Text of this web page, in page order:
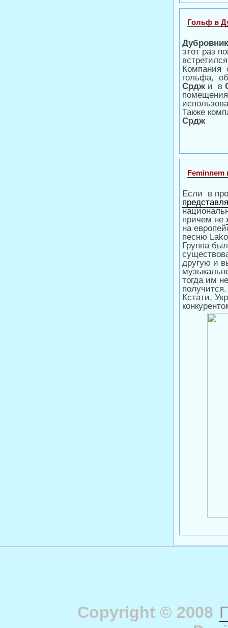
Гольф в
Дубровник
этот раз
Компания
гольфа,
Срдж и в
Также
Срдж
Feminnem
Если в
причем не
на
песню
Группа
другую и
тогда им
получится.
Кстати,
Copyright © 2008